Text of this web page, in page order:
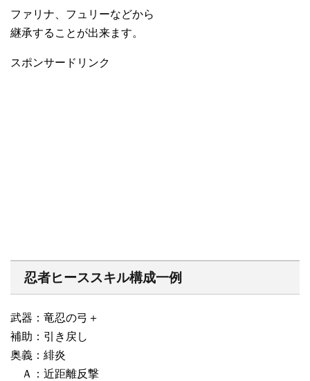
ファリナ、フュリーなどから
継承することが出来ます。
スポンサードリンク
忍者ヒーススキル構成一例
武器：竜忍の弓＋
補助：引き戻し
奥義：緋炎
Ａ：近距離反撃